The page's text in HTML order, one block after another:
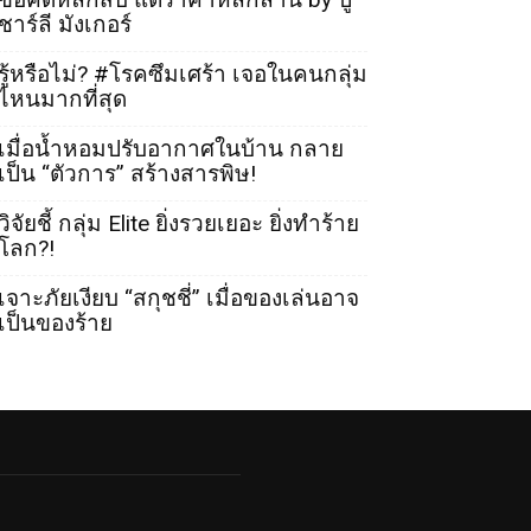
าร์ลี มังเกอร์
หรือไม่? #โรคซึมเศร้า เจอในคนกลุ่ม
หนมากที่สุด
มื่อน้ำหอมปรับอากาศในบ้าน กลาย
ป็น “ตัวการ” สร้างสารพิษ!
จัยชี้ กลุ่ม Elite ยิ่งรวยเยอะ ยิ่งทำร้าย
ลก?!
จาะภัยเงียบ “สกุชชี่” เมื่อของเล่นอาจ
ป็นของร้าย